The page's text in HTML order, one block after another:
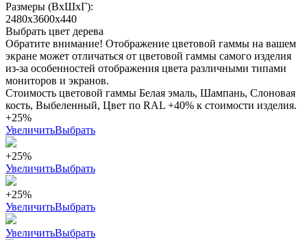
Размеры (ВхШхГ):
2480х3600х440
Выбрать цвет дерева
Обратите внимание! Отображение цветовой гаммы на вашем
экране может отличаться от цветовой гаммы самого изделия
из-за особенностей отображения цвета различными типами
мониторов и экранов.
Стоимость цветовой гаммы Белая эмаль, Шампань, Слоновая
кость, Выбеленный, Цвет по RAL +40% к стоимости изделия.
+25%
УвеличитьВыбрать
+25%
УвеличитьВыбрать
+25%
УвеличитьВыбрать
УвеличитьВыбрать